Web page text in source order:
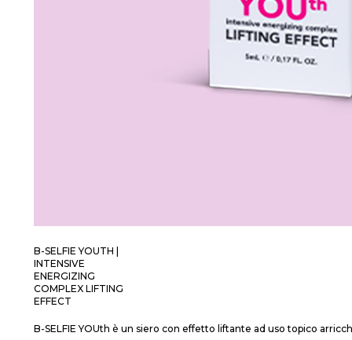
B-SELFIE YOUTH |
INTENSIVE
ENERGIZING
COMPLEX LIFTING
EFFECT
B-SELFIE YOUth è un siero con effetto liftante ad uso topico